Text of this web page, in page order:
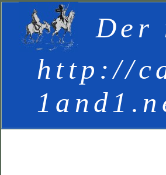
Der
http://